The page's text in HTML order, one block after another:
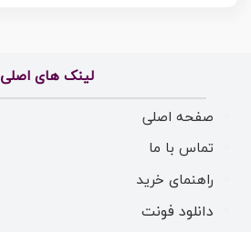
لینک های اصلی
صفحه اصلی
تماس با ما
راهنمای خرید
دانلود فونت